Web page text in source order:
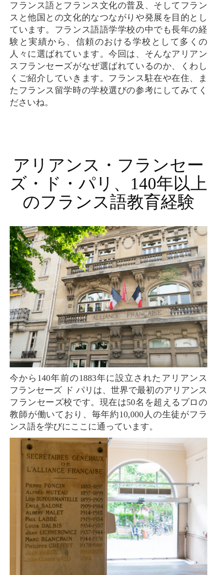
フランス語とフランス文化の普及、そしてフラン
スと他国との文化的なつながりや発展を目的とし
ています。フランス語語学学校の中でも長年の経
験と実績から、信頼のおける学校として多くの
人々に選ばれています。今回は、そんなアリアン
スフランセーズがなぜ選ばれているのか、くわし
くご紹介していきます。フランス駐在や在住、ま
たフランス留学時の学校選びの参考にしてみてく
ださいね。
アリアンス・フランセー
ズ・ド・パリ、140年以上
のフランス語教育経験
今から140年前の1883年に設立されたアリアンス
フランセーズ ド パリは、世界で最初のアリアンス
フランセーズ校です。現在は50名を超えるプロの
教師が働いており、毎年約10,000人の生徒がフラ
ンス語を学びにここに通っています。